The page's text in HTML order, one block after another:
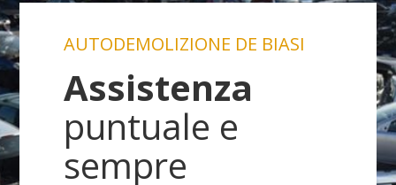
AUTODEMOLIZIONE DE BIASI
Assistenza
puntuale e
sempre